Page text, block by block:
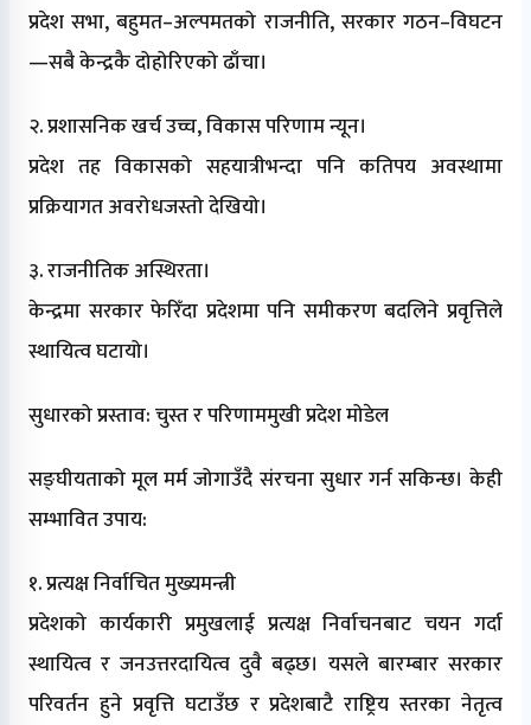
प्रदेश सभा, बहुमत–अल्पमतको राजनीति, सरकार गठन–विघटन
—सबै केन्द्रकै दोहोरिएको ढाँचा।
२. प्रशासनिक खर्च उच्च, विकास परिणाम न्यून।
प्रदेश तह विकासको सहयात्रीभन्दा पनि कतिपय अवस्थामा
प्रक्रियागत अवरोधजस्तो देखियो।
३. राजनीतिक अस्थिरता।
केन्द्रमा सरकार फेरिँदा प्रदेशमा पनि समीकरण बदलिने प्रवृत्तिले
स्थायित्व घटायो।
सुधारको प्रस्ताव: चुस्त र परिणाममुखी प्रदेश मोडेल
सङ्घीयताको मूल मर्म जोगाउँदै संरचना सुधार गर्न सकिन्छ। केही
सम्भावित उपाय:
१. प्रत्यक्ष निर्वाचित मुख्यमन्त्री
प्रदेशको कार्यकारी प्रमुखलाई प्रत्यक्ष निर्वाचनबाट चयन गर्दा
स्थायित्व र जनउत्तरदायित्व दुवै बढ्छ। यसले बारम्बार सरकार
परिवर्तन हुने प्रवृत्ति घटाउँछ र प्रदेशबाटै राष्ट्रिय स्तरका नेतृत्व